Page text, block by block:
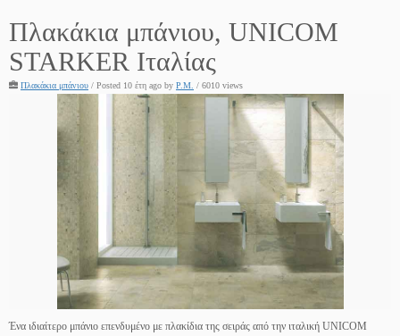
Πλακάκια μπάνιου, UNICOM
STARKER Ιταλίας
Πλακάκια μπάνιου / Posted 10 έτη ago by P.M. / 6010 views
Ένα ιδιαίτερο μπάνιο επενδυμένο με πλακίδια της σειράς από την ιταλική UNICOM